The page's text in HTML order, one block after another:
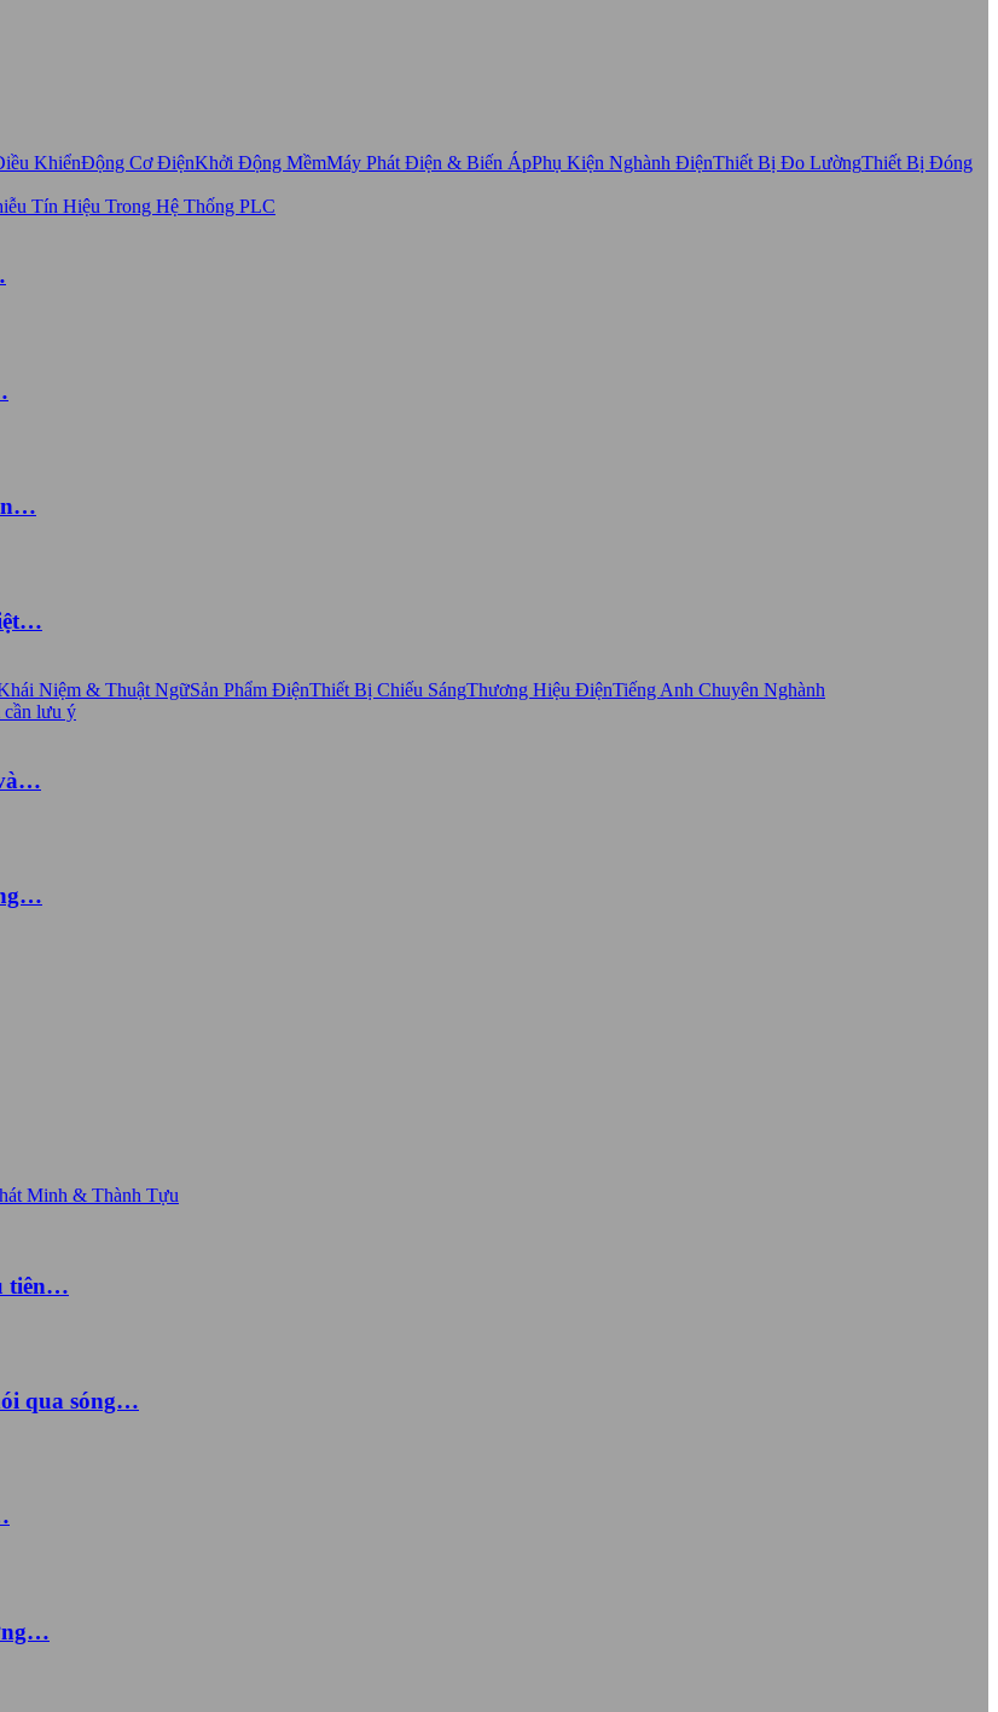
KhiểnĐộng Cơ ĐiệnKhởi Động MềmMáy Phát Điện & Biến ÁpPhụ Kiện Nghành ĐiệnThiết Bị Đo LườngThiết Bị Đóng
Niệm & Thuật NgữSản Phẩm ĐiệnThiết Bị Chiếu SángThương Hiệu ĐiệnTiếng Anh Chuyên Nghành
Minh & Thành Tựu
tiên…
qua sóng…